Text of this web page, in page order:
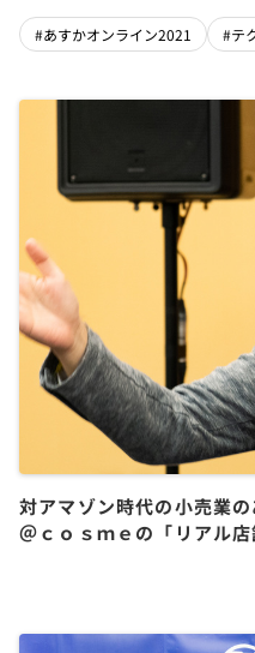
#あすかオンライン2021 #テ
対アマゾン時代の小売業
＠ｃｏｓｍｅの「リアル